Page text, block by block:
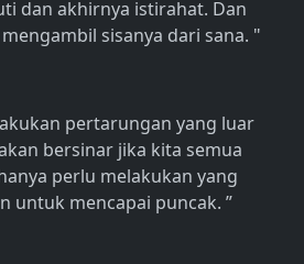
dan akhirnya istirahat. Dan
sisanya dari sana. "
pertarungan yang luar
bersinar jika kita semua
perlu melakukan yang
untuk mencapai puncak. ”